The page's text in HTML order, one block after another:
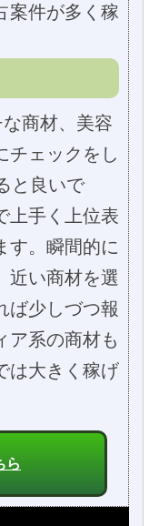
案件が多く稼
商材、美容
チェックをし
と良いで
上手く上位表
す。瞬間的に
近い商材を選
ば少しづつ報
ア系の商材も
は大きく稼げ
ら